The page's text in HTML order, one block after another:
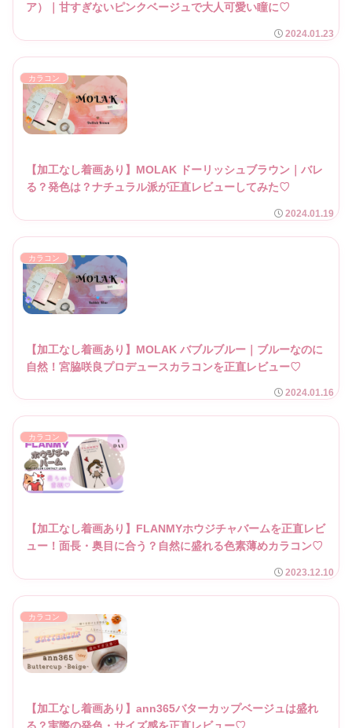
ア）｜甘すぎないピンクベージュで大人可愛い瞳に♡
2024.01.23
カラコン
【加工なし着画あり】MOLAK ドーリッシュブラウン｜バレ
る？発色は？ナチュラル派が正直レビューしてみた♡
2024.01.19
カラコン
【加工なし着画あり】MOLAK バブルブルー｜ブルーなのに
自然！宮脇咲良プロデュースカラコンを正直レビュー♡
2024.01.16
カラコン
【加工なし着画あり】FLANMYホウジチャバームを正直レビ
ュー！面長・奥目に合う？自然に盛れる色素薄めカラコン♡
2023.12.10
カラコン
【加工なし着画あり】ann365バターカップベージュは盛れ